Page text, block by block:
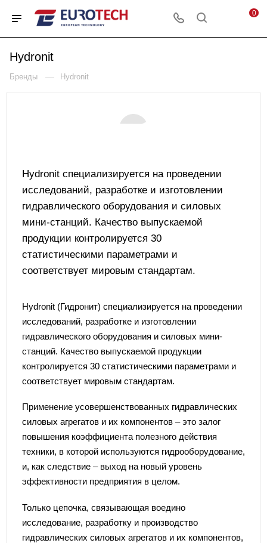
0
Hydronit
Бренды — Hydronit
Hydronit специализируется на проведении
исследований, разработке и изготовлении
гидравлического оборудования и силовых
мини-станций. Качество выпускаемой
продукции контролируется 30
статистическими параметрами и
соответствует мировым стандартам.
Hydronit (Гидронит) специализируется на проведении
исследований, разработке и изготовлении
гидравлического оборудования и силовых мини-
станций. Качество выпускаемой продукции
контролируется 30 статистическими параметрами и
соответствует мировым стандартам.
Применение усовершенствованных гидравлических
силовых агрегатов и их компонентов – это залог
повышения коэффициента полезного действия
техники, в которой используются гидрооборудование,
и, как следствие – выход на новый уровень
эффективности предприятия в целом.
Только цепочка, связывающая воедино
исследование, разработку и производство
гидравлических силовых агрегатов и их компонентов,